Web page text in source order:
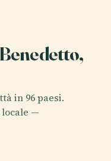
in 96 paesi.
locale —